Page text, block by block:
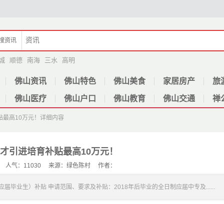
资讯
顺德 南海 三水 高明
佛山资讯 佛山特色 佛山美食 家居房产 旅
佛山医疗 佛山户口 佛山教育 佛山交通 禅
高10万元！ 详细内容
引进培育补贴最高10万元！
人气：11030 来源：绿色陈村 作者：
毕业生）补贴 申请范围、要求及补贴：2018年后毕业的全日制应届中专及......